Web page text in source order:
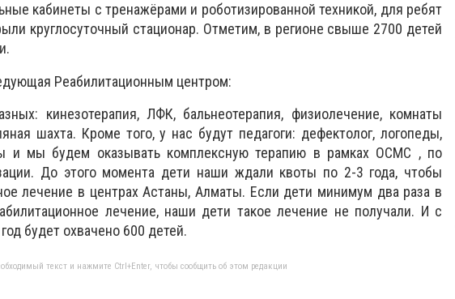
кабинеты с тренажёрами и роботизированной техникой, для ребят
круглосуточный стационар. Отметим, в регионе свыше 2700 детей
Реабилитационным центром:
кинезотерапия, ЛФК, бальнеотерапия, физиолечение, комнаты
шахта. Кроме того, у нас будут педагоги: дефектолог, логопеды,
и мы будем оказывать комплексную терапию в рамках ОСМС , по
До этого момента дети наши ждали квоты по 2-3 года, чтобы
лечение в центрах Астаны, Алматы. Если дети минимум два раза в
лечение, наши дети такое лечение не получали. И с
будет охвачено 600 детей.
текст и нажмите Ctrl+Enter, чтобы сообщить об этом редакции